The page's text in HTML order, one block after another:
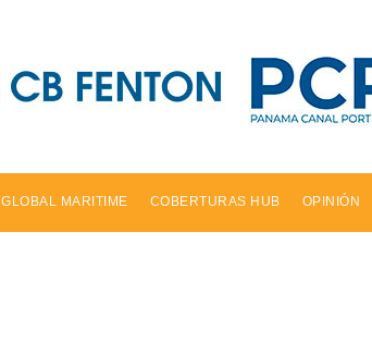
GLOBAL MARITIME COBERTURAS HUB OPINIÓN